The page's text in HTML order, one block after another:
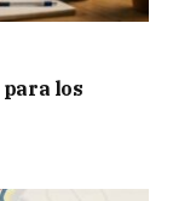
los